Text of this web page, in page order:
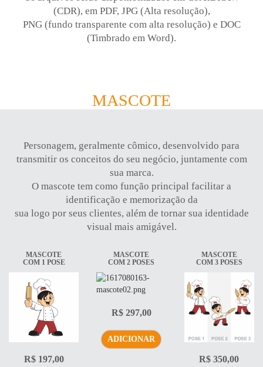
(CDR), em PDF, JPG (Alta resolução),
PNG (fundo transparente com alta resolução) e DOC
(Timbrado em Word).
MASCOTE
Personagem, geralmente cômico, desenvolvido para
transmitir os conceitos do seu negócio, juntamente com
sua marca.
O mascote tem como função principal facilitar a
identificação e memorização da
sua logo por seus clientes, além de tornar sua identidade
visual mais amigável.
MASCOTE
COM 1 POSE
R$ 197,00
MASCOTE
COM 2 POSES
R$ 297,00
ADICIONAR
MASCOTE
COM 3 POSES
R$ 350,00